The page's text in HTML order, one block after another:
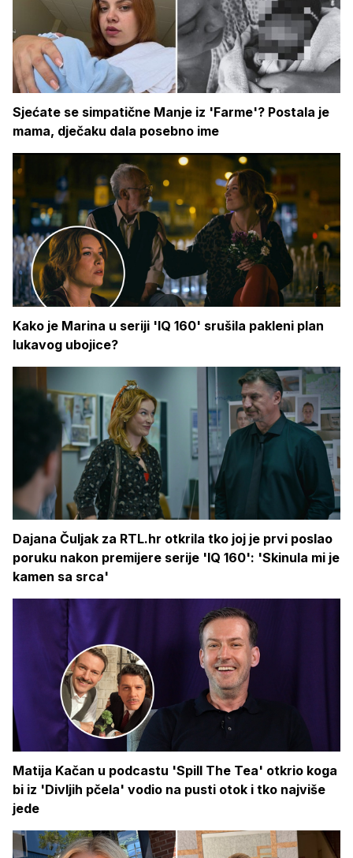
Sjećate se simpatične Manje iz 'Farme'? Postala je
mama, dječaku dala posebno ime
Kako je Marina u seriji 'IQ 160' srušila pakleni plan
lukavog ubojice?
Dajana Čuljak za RTL.hr otkrila tko joj je prvi poslao
poruku nakon premijere serije 'IQ 160': 'Skinula mi je
kamen sa srca'
Matija Kačan u podcastu 'Spill The Tea' otkrio koga
bi iz 'Divljih pčela' vodio na pusti otok i tko najviše
jede